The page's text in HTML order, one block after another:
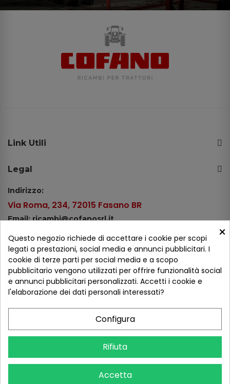
Link Utili
Legal
Indirizzo:
Via Roma, 234, 72015 Fasano BR
Email: ricambi@cofanosrl.it
Tel.: +39 080 44 13 478
WhatsApp: +39 334 98 51 100
Metodi di pagamento
×
Questo negozio richiede di accettare i cookie per scopi
legati a prestazioni, social media e annunci pubblicitari. I
cookie di terze parti per social media e a scopo
pubblicitario vengono utilizzati per offrire funzionalità social
e annunci pubblicitari personalizzati. Accetti i cookie e
l'elaborazione dei dati personali interessati?
Configura
Rifiuta
Accetta